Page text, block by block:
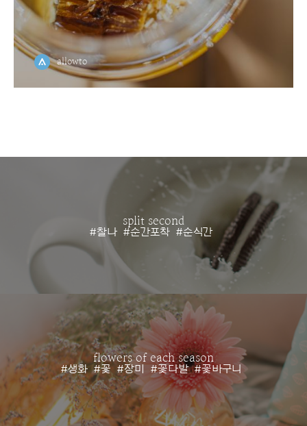
allowto
split second
#찰나 #순간포착 #순식간
flowers of each season
#생화 #꽃 #장미 #꽃다발 #꽃바구니